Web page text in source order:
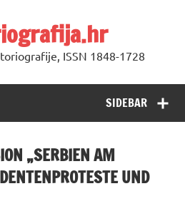
ISSN 1848-1728
SIDEBAR
„SERBIEN AM
UND